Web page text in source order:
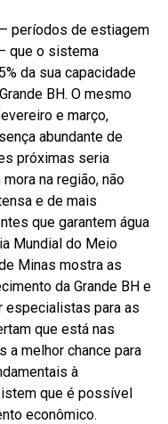
períodos de estiagem
que o sistema
da sua capacidade
BH. O mesmo
e março,
abundante de
próximas seria
na região, não
e de mais
que garantem água
Mundial do Meio
Minas mostra as
da Grande BH e
especialistas para as
que está nas
melhor chance para
à
que é possível
econômico.